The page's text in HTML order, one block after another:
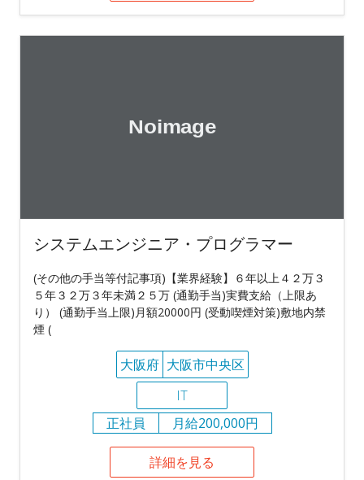
システムエンジニア・プログラマー
(その他の手当等付記事項)【業界経験】６年以上４２万３
５年３２万３年未満２５万 (通勤手当)実費支給（上限あ
り） (通勤手当上限)月額20000円 (受動喫煙対策)敷地内禁
煙 (
大阪府 大阪市中央区
IT
正社員
月給200,000円
詳細を見る